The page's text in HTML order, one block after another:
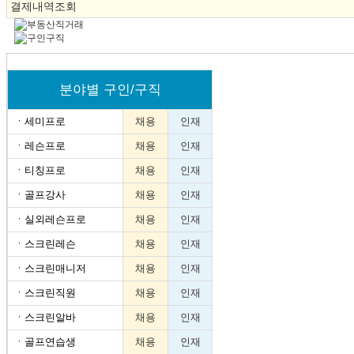
결제내역조회
분야별 구인/구직
ㆍ 세미프로 채용 인재
ㆍ 레슨프로 채용 인재
ㆍ 티칭프로 채용 인재
ㆍ 골프강사 채용 인재
ㆍ 실외레슨프로 채용 인재
ㆍ 스크린레슨 채용 인재
ㆍ 스크린매니저 채용 인재
ㆍ 스크린직원 채용 인재
ㆍ 스크린알바 채용 인재
ㆍ 골프연습생 채용 인재